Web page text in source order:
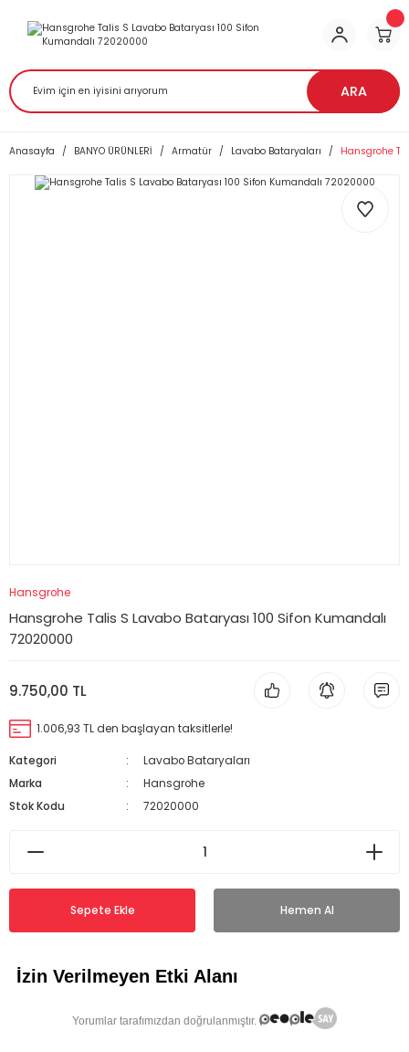
ARA
Anasayfa BANYO ÜRÜNLERİ Armatür Lavabo Bataryaları Hansgrohe
Hansgrohe
Hansgrohe Talis S Lavabo Bataryası 100 Sifon Kumandalı
72020000
9.750,00 TL
1.006,93 TL den başlayan taksitlerle!
Kategori
Lavabo Bataryaları
Marka
Hansgrohe
Stok Kodu
72020000
Sepete Ekle Hemen Al